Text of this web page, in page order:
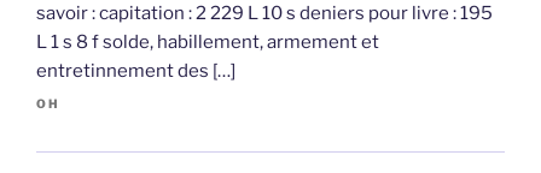
savoir : capitation : 2 229 L 10 s deniers pour livre : 195
L 1 s 8 f solde, habillement, armement et
entretinnement des […]
OH